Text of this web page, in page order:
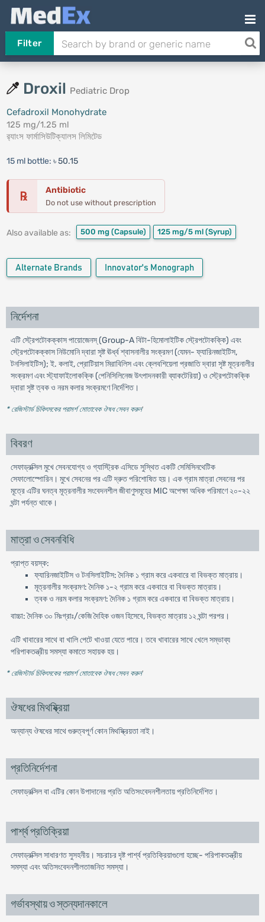
Filter
Droxil Pediatric Drop
Cefadroxil Monohydrate
125 mg/1.25 ml
র‍্যাংস ফার্মাসিউটিক্যালস লিমিটেড
15 ml bottle: ৳ 50.15
℞ Antibiotic
Do not use without prescription
Also available as: 500 mg (Capsule) 125 mg/5 ml (Syrup)
Alternate Brands Innovator's Monograph
নির্দেশনা
এটি স্ট্রেপটোকক্কাস পায়োজেনস্ (Group-A বিটা-হিমোলাইটিক স্ট্রেপটোকক্কি) এবং
স্ট্রেপটোকক্কাস নিউমোনি দ্বারা সৃষ্ট ঊর্ধ্ব শ্বাসনালীর সংক্রমণ (যেমন- ফ্যারিনজাইটিস,
টনসিলাইটিস); ই. কলাই, প্রোটিয়াস মিরাবিলিস এবং ক্লেবশিয়েলা প্রজাতি দ্বারা সৃষ্ট মূত্রনালীর
সংক্রমণ এবং স্ট্যাফাইলোকক্কি (পেনিসিলিনেজ উৎপাদনকারী ব্যাকটেরিয়া) ও স্ট্রেপটোকক্কি
দ্বারা সৃষ্ট ত্বক ও নরম কলার সংক্রমণে নির্দেশিত।
* রেজিস্টার্ড চিকিৎসকের পরামর্শ মোতাবেক ঔষধ সেবন করুন'
বিবরণ
সেফাড্রক্সিল মুখে সেবনযোগ্য ও গ্যাস্ট্রিক এসিডে সুস্থিত একটি সেমিসিনথেটিক
সেফালোস্পোরিন। মুখে সেবনের পর এটি দ্রুত পরিশোষিত হয়। এক গ্রাম মাত্রা সেবনের পর
মূত্রে এটির ঘনত্ব মূত্রনালীর সংবেদনশীল জীবাণুসমূহের MIC অপেক্ষা অধিক পরিমাণে ২০-২২
ঘন্টা পর্যন্ত থাকে।
মাত্রা ও সেবনবিধি
প্রাপ্ত বয়স্ক:
ফ্যারিনজাইটিস ও টনসিলাইটিস: দৈনিক ১ গ্রাম করে একবারে বা বিভক্ত মাত্রায়।
মূত্রনালীর সংক্রমণ: দৈনিক ১-২ গ্রাম করে একবারে বা বিভক্ত মাত্রায়।
ত্বক ও নরম কলার সংক্রমণ: দৈনিক ১ গ্রাম করে একবারে বা বিভক্ত মাত্রায়।
বাচ্চা: দৈনিক ৩০ মিঃগ্রাঃ/কেজি দৈহিক ওজন হিসেবে, বিভক্ত মাত্রায় ১২ ঘন্টা পরপর।
এটি খাবারের সাথে বা খালি পেটে খাওয়া যেতে পারে। তবে খাবারের সাথে খেলে সম্ভাব্য
পরিপাকতন্ত্রীয় সমস্যা কমাতে সহায়ক হয়।
* রেজিস্টার্ড চিকিৎসকের পরামর্শ মোতাবেক ঔষধ সেবন করুন'
ঔষধের মিথষ্ক্রিয়া
অন্যান্য ঔষধের সাথে গুরুত্বপূর্ণ কোন মিথস্ক্রিয়তা নাই।
প্রতিনির্দেশনা
সেফাড্রক্সিল বা এটির কোন উপাদানের প্রতি অতিসংবেদনশীলতায় প্রতিনির্দেশিত।
পার্শ্ব প্রতিক্রিয়া
সেফাড্রক্সিল সাধারণত সুসহনীয়। সচরাচর দৃষ্ট পার্শ্ব প্রতিক্রিয়াগুলো হচ্ছে- পরিপাকতন্ত্রীয়
সমস্যা এবং অতিসংবেদনশীলতাজনিত সমস্যা।
গর্ভাবস্থায় ও স্তন্যদানকালে